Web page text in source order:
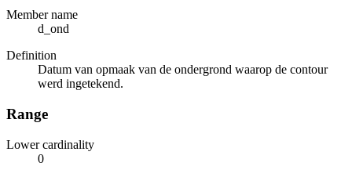
Member name
d_ond
Definition
Datum van opmaak van de ondergrond waarop de contour
werd ingetekend.
Range
Lower cardinality
0